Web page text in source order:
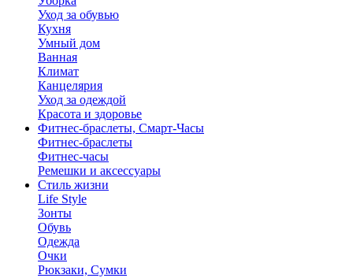
Уход за обувью
Кухня
Умный дом
Ванная
Климат
Канцелярия
Уход за одеждой
Красота и здоровье
Фитнес-браслеты, Смарт-Часы
Фитнес-браслеты
Фитнес-часы
Ремешки и аксессуары
Стиль жизни
Life Style
Зонты
Обувь
Одежда
Очки
Рюкзаки, Сумки